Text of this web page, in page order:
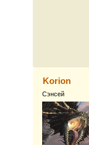
Korion
Сэнсей